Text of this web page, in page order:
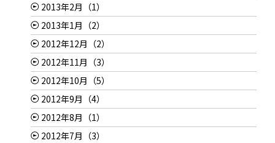
2013年2月（1）
2013年1月（2）
2012年12月（2）
2012年11月（3）
2012年10月（5）
2012年9月（4）
2012年8月（1）
2012年7月（3）